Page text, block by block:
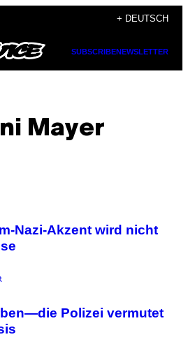
+ DEUTSCH
SUBSCRIBENEWSLETTER
Mayer
Nazi-Akzent wird nicht
Polizei vermutet